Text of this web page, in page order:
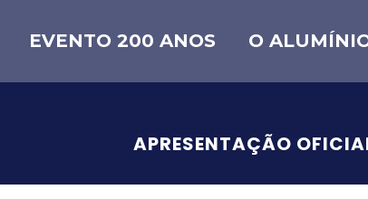
EVENTO 200 ANOS O
APRESENTAÇÃO